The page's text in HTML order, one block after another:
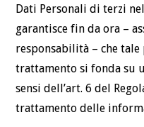
Dati Personali di terzi
garantisce fin da ora –
responsabilità – che
trattamento si fonda su
sensi dell’art. 6 del
trattamento delle